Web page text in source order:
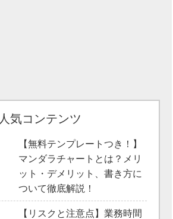
人気コンテンツ
【無料テンプレートつき！】
マンダラチャートとは？メリ
ット・デメリット、書き方に
ついて徹底解説！
【リスクと注意点】業務時間